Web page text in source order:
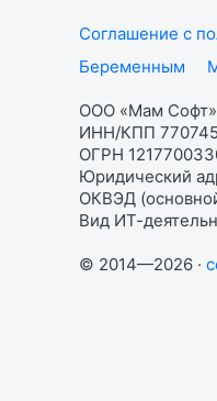
Соглашение с
Беременным
ООО «Мам Софт»
ИНН/КПП
ОГРН
Юридический
ОКВЭД
Вид ИТ-
© 2014—2026 ·